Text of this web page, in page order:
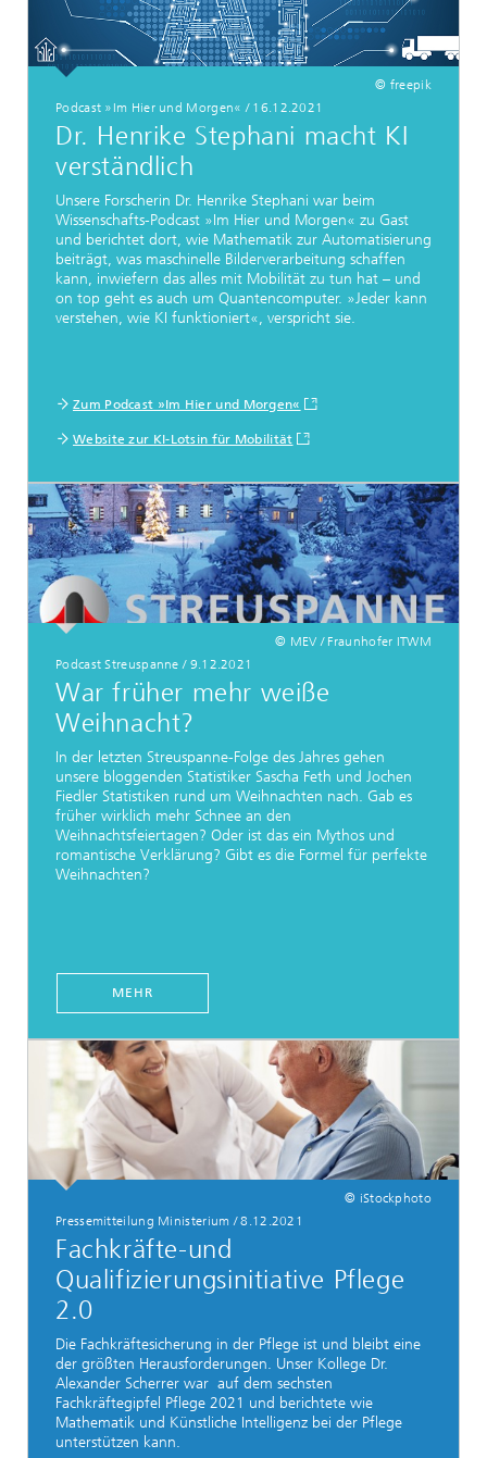
© freepik
Podcast »Im Hier und Morgen« / 16.12.2021
Dr. Henrike Stephani macht KI
verständlich
Unsere Forscherin Dr. Henrike Stephani war beim
Wissenschafts-Podcast »Im Hier und Morgen« zu Gast
und berichtet dort, wie Mathematik zur Automatisierung
beiträgt, was maschinelle Bilderverarbeitung schaffen
kann, inwiefern das alles mit Mobilität zu tun hat – und
on top geht es auch um Quantencomputer. »Jeder kann
verstehen, wie KI funktioniert«, verspricht sie.
Zum Podcast »Im Hier und Morgen«
Website zur KI-Lotsin für Mobilität
© MEV / Fraunhofer ITWM
Podcast Streuspanne / 9.12.2021
War früher mehr weiße
Weihnacht?
In der letzten Streuspanne-Folge des Jahres gehen
unsere bloggenden Statistiker Sascha Feth und Jochen
Fiedler Statistiken rund um Weihnachten nach. Gab es
früher wirklich mehr Schnee an den
Weihnachtsfeiertagen? Oder ist das ein Mythos und
romantische Verklärung? Gibt es die Formel für perfekte
Weihnachten?
MEHR
© iStockphoto
Pressemitteilung Ministerium /8.12.2021
Fachkräfte-und
Qualifizierungsinitiative Pflege
2.0
Die Fachkräftesicherung in der Pflege ist und bleibt eine
der größten Herausforderungen. Unser Kollege Dr.
Alexander Scherrer war auf dem sechsten
Fachkräftegipfel Pflege 2021 und berichtete wie
Mathematik und Künstliche Intelligenz bei der Pflege
unterstützen kann.